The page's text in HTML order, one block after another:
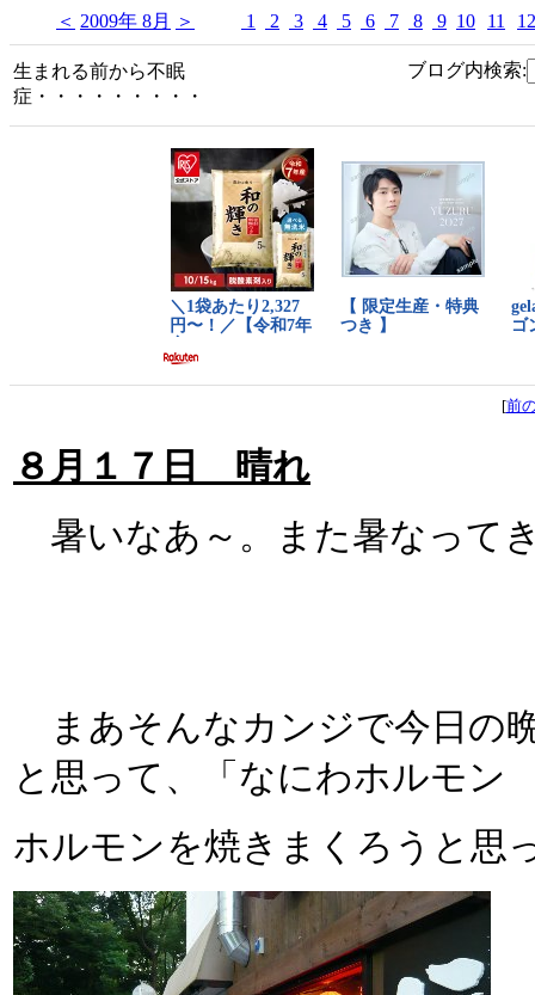
＜ 2009年 8月 ＞ 1 2 3 4 5 6 7 8 9 10 11 12
生まれる前から不眠
症・・・・・・・・・
ブログ内検索:
[前
８月１７日 晴れ
暑いなあ～。また暑なって
まあそんなカンジで今日の
と思って、「なにわホルモ
ホルモンを焼きまくろうと思